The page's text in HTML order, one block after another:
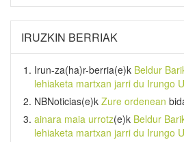
IRUZKIN BERRIAK
Irun-za(ha)r-berria(e)k Beldur
lehiaketa martxan jarri du Irungo
NBNoticias(e)k Zure ordenean
ainara maia urrotz(e)k Beldur
lehiaketa martxan jarri du Irungo